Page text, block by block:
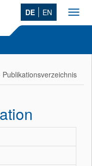
DE EN
Publikationsverzeichnis